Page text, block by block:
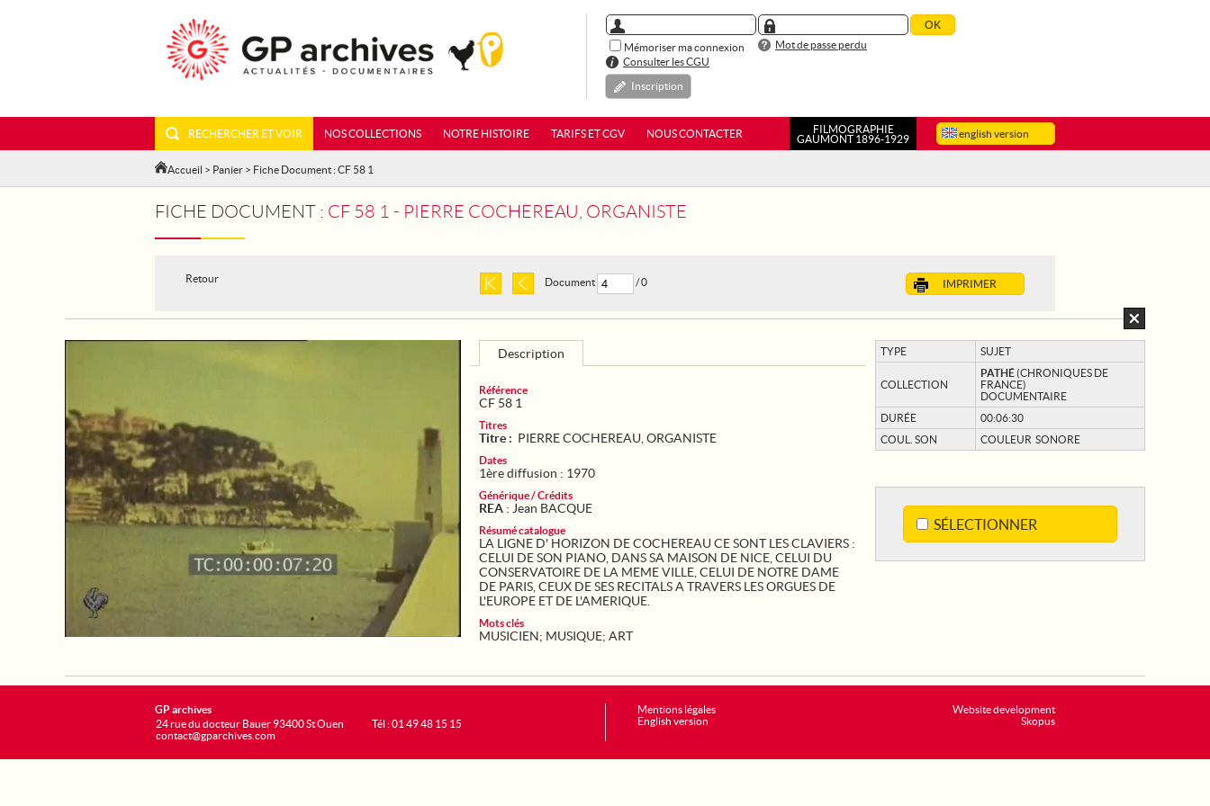
Mémoriser ma connexion
Mot de passe perdu
Consulter les CGU
Inscription
english version
RECHERCHER ET VOIR NOS COLLECTIONS NOTRE HISTOIRE TARIFS ET CGV NOUS CONTACTER
FILMOGRAPHIE
GAUMONT 1896-1929
Accueil > Panier > Fiche Document : CF 58 1
FICHE DOCUMENT : CF 58 1 - PIERRE COCHEREAU, ORGANISTE
Retour IMPRIMER
Document / 0
TYPE SUJET
COLLECTION
PATHÉ(CHRONIQUES DE
FRANCE)
DOCUMENTAIRE
DURÉE
00:06:30
COUL. SON
COULEUR SONORE
SÉLECTIONNER
Description
Référence
CF 58 1
Titres
Titre : PIERRE COCHEREAU, ORGANISTE
Dates
1ère diffusion : 1970
Générique / Crédits
REA : Jean BACQUE
Résumé catalogue
LA LIGNE D' HORIZON DE COCHEREAU CE SONT LES CLAVIERS :
CELUI DE SON PIANO, DANS SA MAISON DE NICE, CELUI DU
CONSERVATOIRE DE LA MEME VILLE, CELUI DE NOTRE DAME
DE PARIS, CEUX DE SES RECITALS A TRAVERS LES ORGUES DE
L'EUROPE ET DE L'AMERIQUE.
Mots clés
MUSICIEN; MUSIQUE; ART
Website development
Skopus
GP archives
24 rue du docteur Bauer 93400 St Ouen
contact@gparchives.com
Tél : 01 49 48 15 15
Mentions légales
English version